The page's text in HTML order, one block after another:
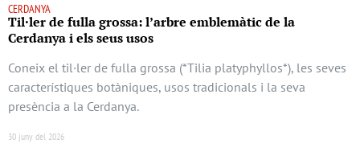
CERDANYA
Til·ler de fulla grossa: l’arbre emblemàtic de la
Cerdanya i els seus usos
Coneix el til·ler de fulla grossa (*Tilia platyphyllos*), les seves
característiques botàniques, usos tradicionals i la seva
presència a la Cerdanya.
30 juny del 2026